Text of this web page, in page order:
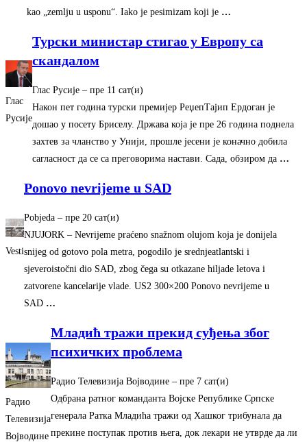
kao „zemlju u usponu“. Iako je pesimizam koji je …
Глас
Русије
Турски министар стигао у Европу са
скандалом
Глас Русије – ‎пре 11 сат(и)‎
Након пет година турски премијер РеџепТајип Ердоган је
дошао у посету Бриселу. Држава која је пре 26 година поднела
захтев за чланство у Унији, прошле јесени је коначно добила
сагласност да се са преговорима настави. Сада, обзиром да …
Vesti
Ponovo nevrijeme u SAD
Pobjeda – ‎пре 20 сат(и)‎
NJUJORK – Nevrijeme praćeno snažnom olujom koja je donijela
snijeg od gotovo pola metra, pogodilo je srednjeatlantski i
sjeveroistočni dio SAD, zbog čega su otkazane hiljade letova i
zatvorene kancelarije vlade. US2 300×200 Ponovo nevrijeme u
SAD …
Радио
Телевизија
Војводине
Младић тражи прекид суђења због
психичких проблема
Радио Телевизија Војводине – ‎пре 7 сат(и)‎
Одбрана ратног команданта Војске Републике Српске
генерала Ратка Младића тражи од Хашког трибунала да
прекине поступак против њега, док лекари не утврде да ли